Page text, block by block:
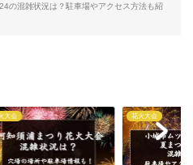
の混雑状況は？駐車場やアクセス方法も紹
花火大会